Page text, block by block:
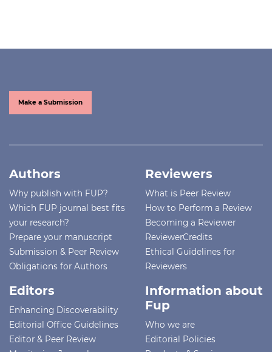
Make a Submission
Authors
Why publish with FUP?
Which FUP journal best fits
your research?
Prepare your manuscript
Submission & Peer Review
Obligations for Authors
Reviewers
What is Peer Review
How to Perform a Review
Becoming a Reviewer
ReviewerCredits
Ethical Guidelines for
Reviewers
Editors
Enhancing Discoverability
Editorial Office Guidelines
Editor & Peer Review
Information about
Fup
Who we are
Editorial Policies